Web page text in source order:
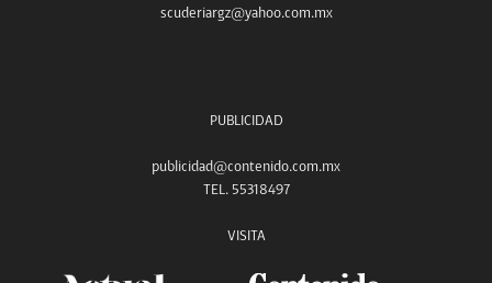
scuderiargz@yahoo.com.mx
PUBLICIDAD
publicidad@contenido.com.mx
TEL. 55318497
VISITA